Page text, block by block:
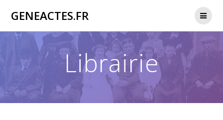
GENEACTES.FR
Librairie